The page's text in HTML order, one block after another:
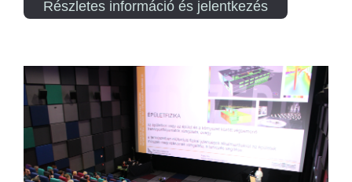
Részletes információ és jelentkezés